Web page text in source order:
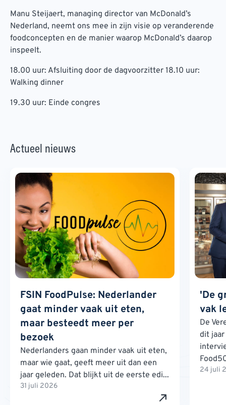
Manu Steijaert, managing director van McDonald’s
Nederland, neemt ons mee in zijn visie op veranderende
foodconcepten en de manier waarop McDonald’s daarop
inspeelt.
18.00 uur: Afsluiting door de dagvoorzitter 18.10 uur:
Walking dinner
19.30 uur: Einde congres
Actueel nieuws
FSIN FoodPulse: Nederlander
gaat minder vaak uit eten,
maar besteedt meer per
bezoek
Nederlanders gaan minder vaak uit eten,
maar wie gaat, geeft meer uit dan een
jaar geleden. Dat blijkt uit de eerste edi...
31 juli 2026
'De
vak
De
dit
24 juli